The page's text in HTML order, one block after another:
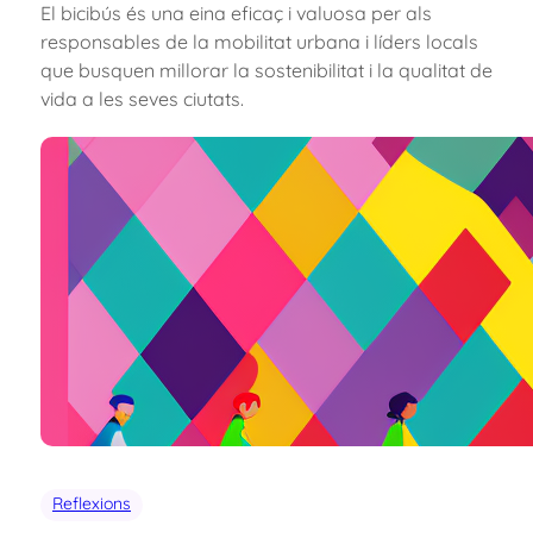
El bicibús és una eina eficaç i valuosa per als
responsables de la mobilitat urbana i líders locals
que busquen millorar la sostenibilitat i la qualitat de
vida a les seves ciutats.
Reflexions